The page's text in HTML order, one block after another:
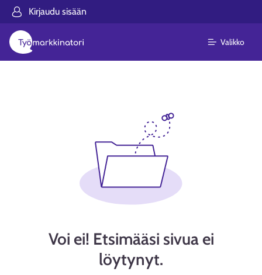
Kirjaudu sisään
Valikko
Voi ei! Etsimääsi sivua ei
löytynyt.